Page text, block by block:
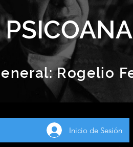
Rogelio
Inicio de Sesión